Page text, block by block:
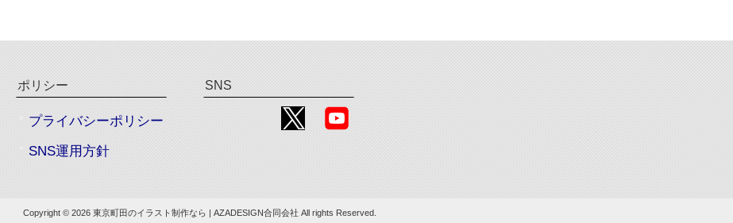
ポリシー
プライバシーポリシー
SNS運用方針
SNS
Copyright © 2026 東京町田のイラスト制作なら | AZADESIGN合同会社 All rights Reserved.